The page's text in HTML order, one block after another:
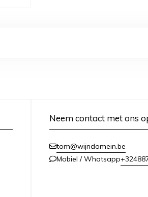
Neem contact met ons
tom@wijndomein.be
Mobiel / Whatsapp